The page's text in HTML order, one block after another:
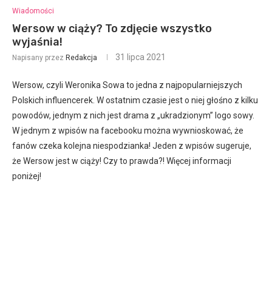
Wiadomości
Wersow w ciąży? To zdjęcie wszystko
wyjaśnia!
Napisany przez Redakcja 31 lipca 2021
Wersow, czyli Weronika Sowa to jedna z najpopularniejszych
Polskich influencerek. W ostatnim czasie jest o niej głośno z kilku
powodów, jednym z nich jest drama z „ukradzionym” logo sowy.
W jednym z wpisów na facebooku można wywnioskować, że
fanów czeka kolejna niespodzianka! Jeden z wpisów sugeruje,
że Wersow jest w ciąży! Czy to prawda?! Więcej informacji
poniżej!